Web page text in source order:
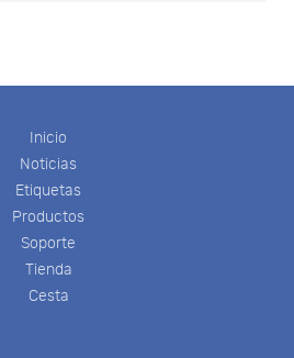
Inicio
Noticias
Etiquetas
Productos
Soporte
Tienda
Cesta